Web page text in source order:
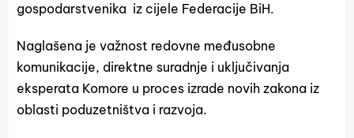
gospodarstvenika iz cijele Federacije BiH.
Naglašena je važnost redovne međusobne
komunikacije, direktne suradnje i uključivanja
eksperata Komore u proces izrade novih zakona iz
oblasti poduzetništva i razvoja.